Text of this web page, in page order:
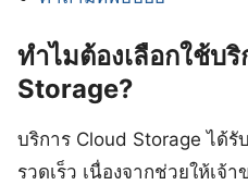
ทำไมต้องเลือกใช้บ
Storage?
บริการ Cloud Storage ได้
รวดเร็ว เนื่องจากช่วยให้เจ้